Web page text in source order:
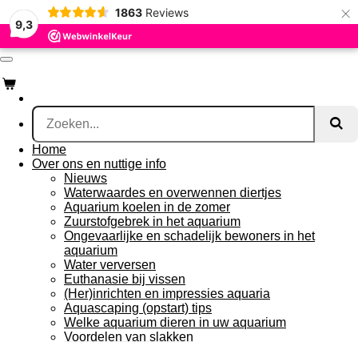
9,3
1863 Reviews ×
Ga
direct
naar
de
Home
Over ons en nuttige info
Nieuws
Waterwaardes en overwennen diertjes
Aquarium koelen in de zomer
Zuurstofgebrek in het aquarium
Ongevaarlijke en schadelijk bewoners in het
aquarium
Water verversen
Euthanasie bij vissen
(Her)inrichten en impressies aquaria
Aquascaping (opstart) tips
Welke aquarium dieren in uw aquarium
Voordelen van slakken